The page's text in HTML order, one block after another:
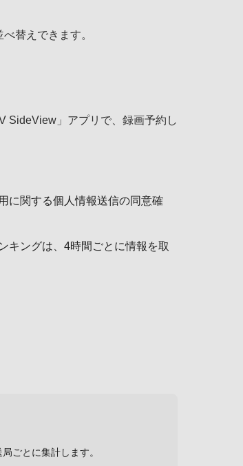
替えできます。
SideView」アプリで、録画予約し
に関する個人情報送信の同意確
キングは、4時間ごとに情報を取
ごとに集計します。